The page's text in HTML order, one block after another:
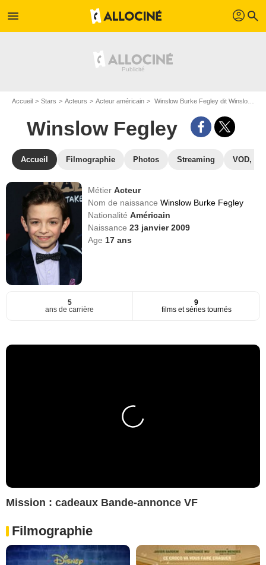
menu profil search
Accueil Stars Acteurs Acteur américain Winslow Burke Fegley dit Winslow Fegley
Winslow Fegley
Accueil Filmographie Photos Streaming VOD,
MétierActeur
Nom de naissanceWinslow Burke Fegley
NationalitéAméricain
Naissance23 janvier 2009
Age 17 ans
5
ans de carrière
9
films et séries tournés
Mission : cadeaux Bande-annonce VF
Filmographie